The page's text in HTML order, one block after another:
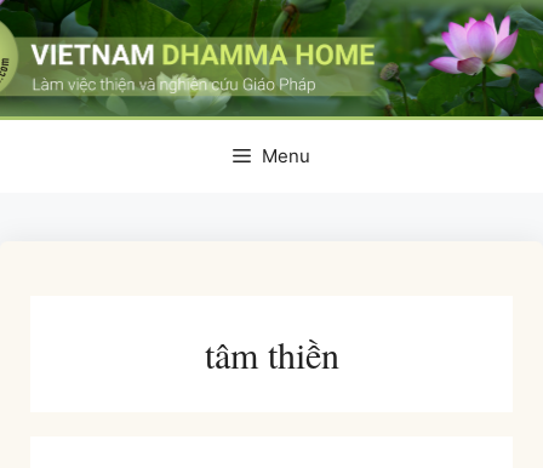
Skip
to
content
Menu
tâm thiền